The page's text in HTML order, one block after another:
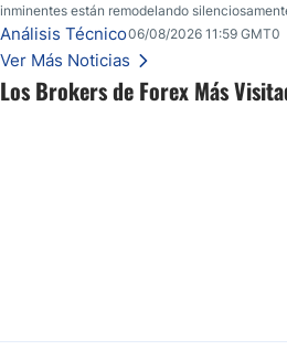
Los Brokers de Forex Más
inminentes están remodelando
Una reducción de tasas por parte del banco
inminentes están remodelando
Esto es lo que los traders están observando a
Análisis Técnico06/08/2026 11:59 GMT0
Ver Más Noticias